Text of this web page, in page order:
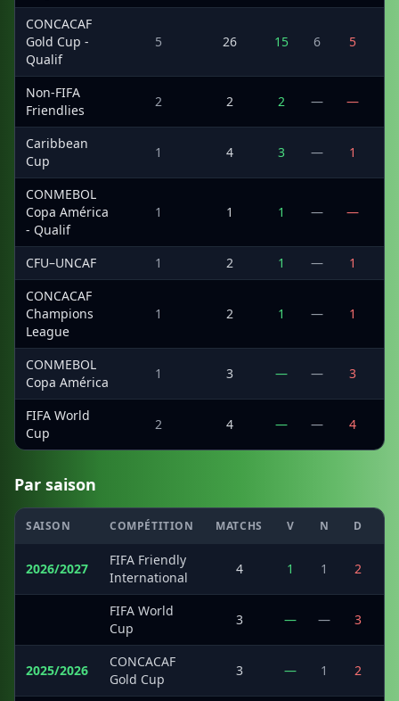
CONCACAF
Gold Cup -
Qualif
5 26 15 6 5
Non-FIFA
Friendlies
2 2 2 — —
Caribbean
Cup
1 4 3 — 1
CONMEBOL
Copa América
- Qualif
1 1 1 — —
CFU–UNCAF 1 2 1 — 1
CONCACAF
Champions
League
1 2 1 — 1
CONMEBOL
Copa América
1 3 — — 3
FIFA World
Cup
2 4 — — 4
Par saison
SAISON COMPÉTITION MATCHS V N D
2026/2027
FIFA Friendly
International
4 1 1 2
FIFA World
Cup
3 — — 3
2025/2026
CONCACAF
Gold Cup
3 — 1 2